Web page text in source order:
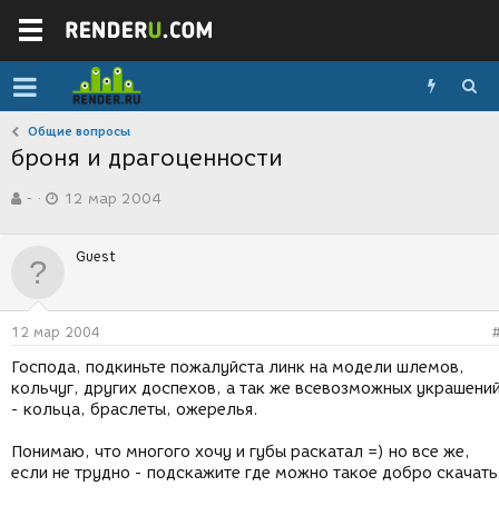
Общие вопросы
броня и драгоценности
в
р
м
-
а
д
н
и
я
12 мар 2004
Guest
12 мар 2004
Господа, подкиньте пожалуйста линк на модели шлемов,
кольчуг, других доспехов, а так же всевозможных
- кольца, браслеты, ожерелья.
Понимаю, что многого хочу и губы раскатал =) но все же,
если не трудно - подскажите где можно такое добро